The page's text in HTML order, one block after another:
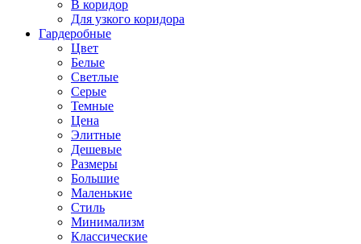
В коридор
Для узкого коридора
Гардеробные
Цвет
Белые
Светлые
Серые
Темные
Цена
Элитные
Дешевые
Размеры
Большие
Маленькие
Стиль
Минимализм
Классические